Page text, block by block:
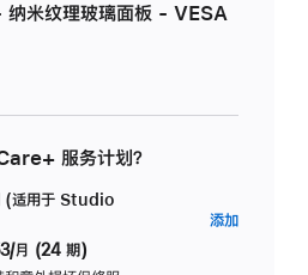
米纹理玻璃面板 - VESA
服务计划？
(适用于 Studio
月 (24 期)
添加